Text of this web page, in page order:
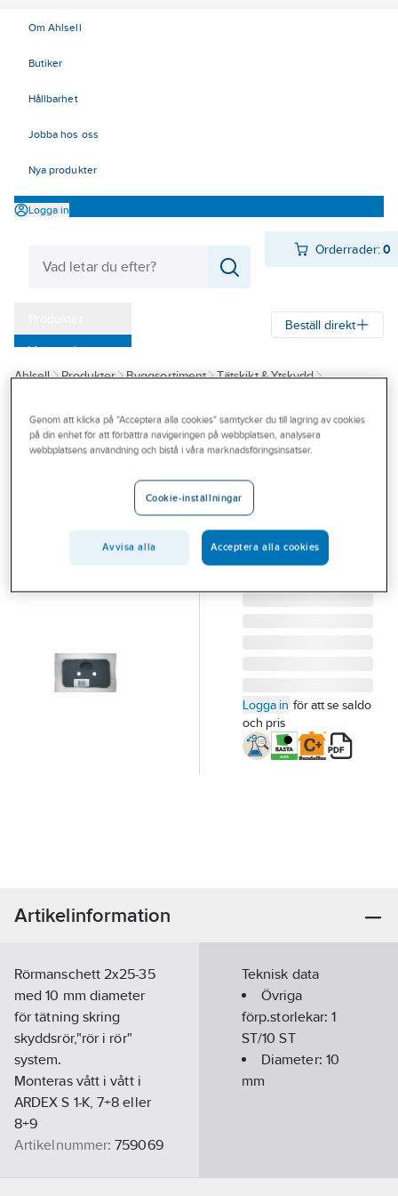
Om Ahlsell
Butiker
Hållbarhet
Jobba hos oss
Nya produkter
Logga in
Orderrader:0
Varumärken
Kampanjer
Outlet
Branscher
Beställ direkt
Ahlsell Produkter Byggsortiment
Tätskikt & Ytskydd
ARDEX
Rörmanschett
SRM 2x25-35
RÖRMANSCHETT
ARDEX SRM 2X25-
35. CC 40 MM
Artikelnummer:
Logga in för att se saldo
och pris
Artikelinformation
Rörmanschett 2x25-35
med 10 mm diameter
för tätning skring
skyddsrör,"rör i rör"
system.
Monteras vått i vått i
ARDEX S 1-K, 7+8 eller
8+9
Artikelnummer: 759069
Teknisk data
Övriga
förp.storlekar:1
ST/10 ST
Diameter: 10
mm
Genom att klicka på "Acceptera alla cookies" samtycker du till lagring av cookies
på din enhet för att förbättra navigeringen på webbplatsen, analysera
webbplatsens användning och bistå i våra marknadsföringsinsatser.
Cookie-inställningar
Avvisa alla Acceptera alla cookies